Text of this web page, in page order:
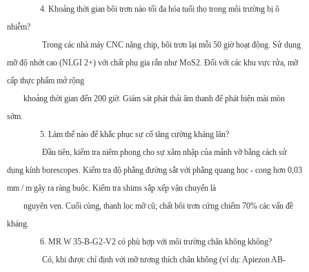
4. Khoảng thời gian bôi trơn nào tối đa hóa tuổi thọ trong môi trường bị ô
nhiễm?
Trong các nhà máy CNC nặng chip, bôi trơn lại mỗi 50 giờ hoạt động. Sử dụng
mỡ độ nhớt cao (NLGI 2+) với chất phụ gia rắn như MoS2. Đối với các khu vực rửa, mỡ
cấp thực phẩm mở rộng
khoảng thời gian đến 200 giờ. Giám sát phát thải âm thanh để phát hiện mài mòn
sớm.
5. Làm thế nào để khắc phục sự cố tăng cường kháng lăn?
Đầu tiên, kiểm tra niêm phong cho sự xâm nhập của mảnh vỡ bằng cách sử
dụng kính borescopes. Kiểm tra độ phẳng đường sắt với phẳng quang học - cong hơn 0,03
mm / m gây ra ràng buộc. Kiểm tra shims sắp xếp vận chuyển là
nguyên vẹn. Cuối cùng, thanh lọc mỡ cũ; chất bôi trơn cứng chiếm 70% các vấn đề
kháng.
6. MR W 35-B-G2-V2 có phù hợp với môi trường chân không không?
Có, khi được chỉ định với mỡ tương thích chân không (ví dụ: Apiezon AB-